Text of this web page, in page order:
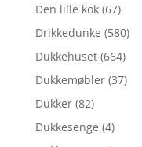
Den lille kok (67)
Drikkedunke (580)
Dukkehuset (664)
Dukkemøbler (37)
Dukker (82)
Dukkesenge (4)